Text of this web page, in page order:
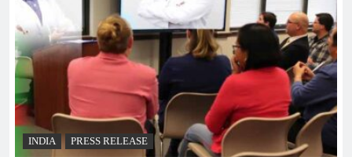
INDIA PRESS RELEASE